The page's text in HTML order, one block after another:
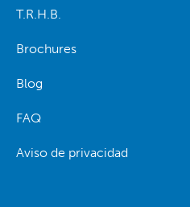
T.R.H.B.
Brochures
Blog
FAQ
Aviso de privacidad